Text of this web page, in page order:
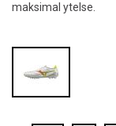
maksimal ytelse.